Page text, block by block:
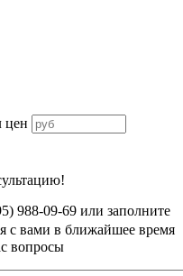
цен
988-09-69 или заполните
вами в ближайшее время
вопросы